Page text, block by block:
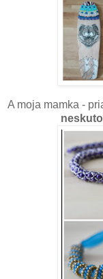
A moja mamka -